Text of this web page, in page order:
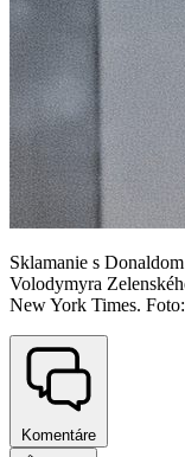
Sklamanie s
Volodymyra
New York Times.
Komentáre